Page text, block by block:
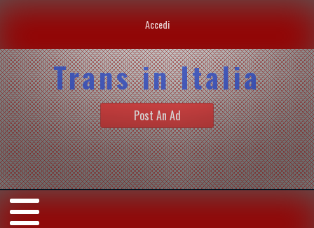
Accedi
Trans in Italia
Post An Ad